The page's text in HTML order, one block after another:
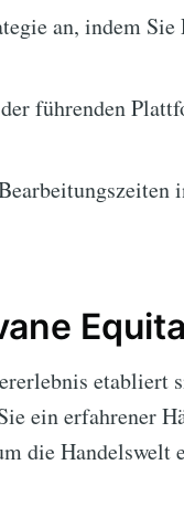
an, indem Sie
führenden
etabliert
ein erfahrener
die Handelswelt